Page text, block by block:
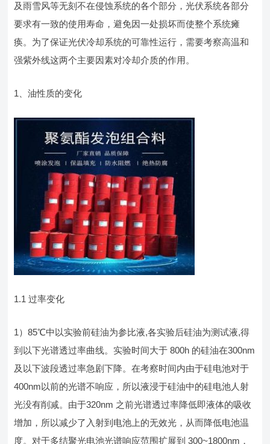
及雨雪风等无刻不在侵蚀系统的各个部分，光伏系统各部分
要求有一致的使用寿命，避免因一处损坏而使整个系统瘫
痪。为了保证光伏冷却系统的可靠性运行，需要考察高温和
强紫外线这两个主要因素对冷却介质的作用。
1、油性质的变化
1.1 过率变化
1）85℃中以实验前硅油为参比液,各实验后硅油为测试液,得
到以下光谱透过率曲线。实验时间大于 800h 的硅油在300nm
及以下波段透过率急剧下降。在考察时间内由于硅电池对于
400nm以前的光谱不响应，所以液浸于硅油中的硅电池人射
光没有削减。由于320nm 之前光谱透过率降低即液体的吸收
增加，所以减少了入射到电池上的无效光，从而降低电池温
度。对于多结聚光电池光谱响应范围扩展到 300~1800nm，